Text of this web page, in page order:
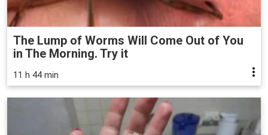
The Lump of Worms Will Come Out of You
in The Morning. Try it
11 h 44 min